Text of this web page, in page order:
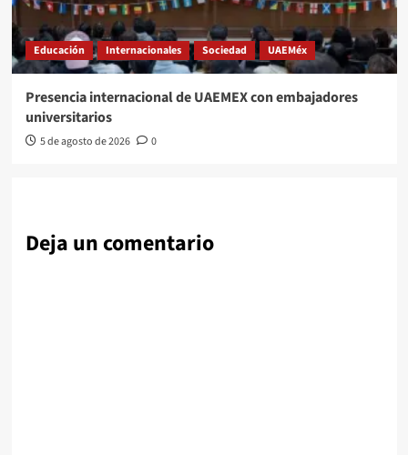
Educación Internacionales Sociedad UAEMéx
Presencia internacional de UAEMEX con embajadores
universitarios
5 de agosto de 2026 0
Deja un comentario